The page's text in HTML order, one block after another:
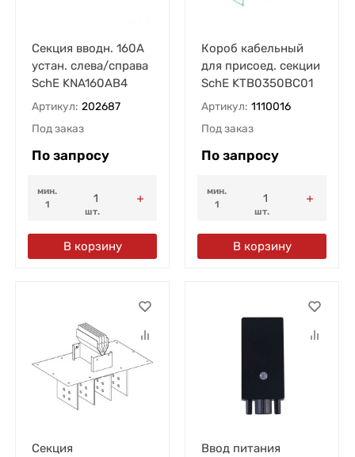
Секция вводн. 160А
устан. слева/справа
SchE KNA160AB4
Артикул: 202687
Под заказ
По запросу
мин.
1
шт.
В корзину
Короб кабельный
для присоед. секции
SchE KTB0350BC01
Артикул: 1110016
Под заказ
По запросу
мин.
1
шт.
В корзину
Секция
Ввод питания